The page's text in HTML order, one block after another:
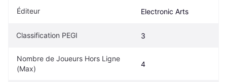
Éditeur Electronic Arts
Classification PEGI 3
Nombre de Joueurs Hors Ligne
(Max)
4